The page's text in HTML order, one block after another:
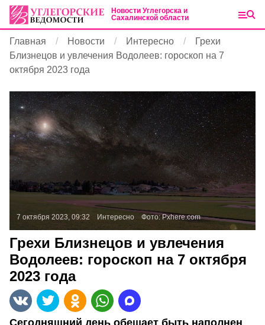
Новости Углегорска и
Сахалинской области
Главная Новости Интересно
Грехи
Близнецов и увлечения Водолеев: гороскоп на 7
октября 2023 года
7 октября 2023, 09:32 Интересно Фото:Pxhere.com
Грехи Близнецов и увлечения
Водолеев: гороскоп на 7 октября
2023 года
Сегодняшний день обещает быть наполнен